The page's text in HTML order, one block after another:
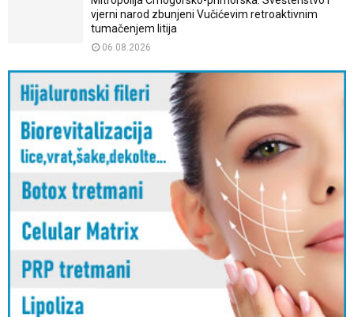
vjerni narod zbunjeni Vučićevim retroaktivnim
tumačenjem litija
06.08.2026